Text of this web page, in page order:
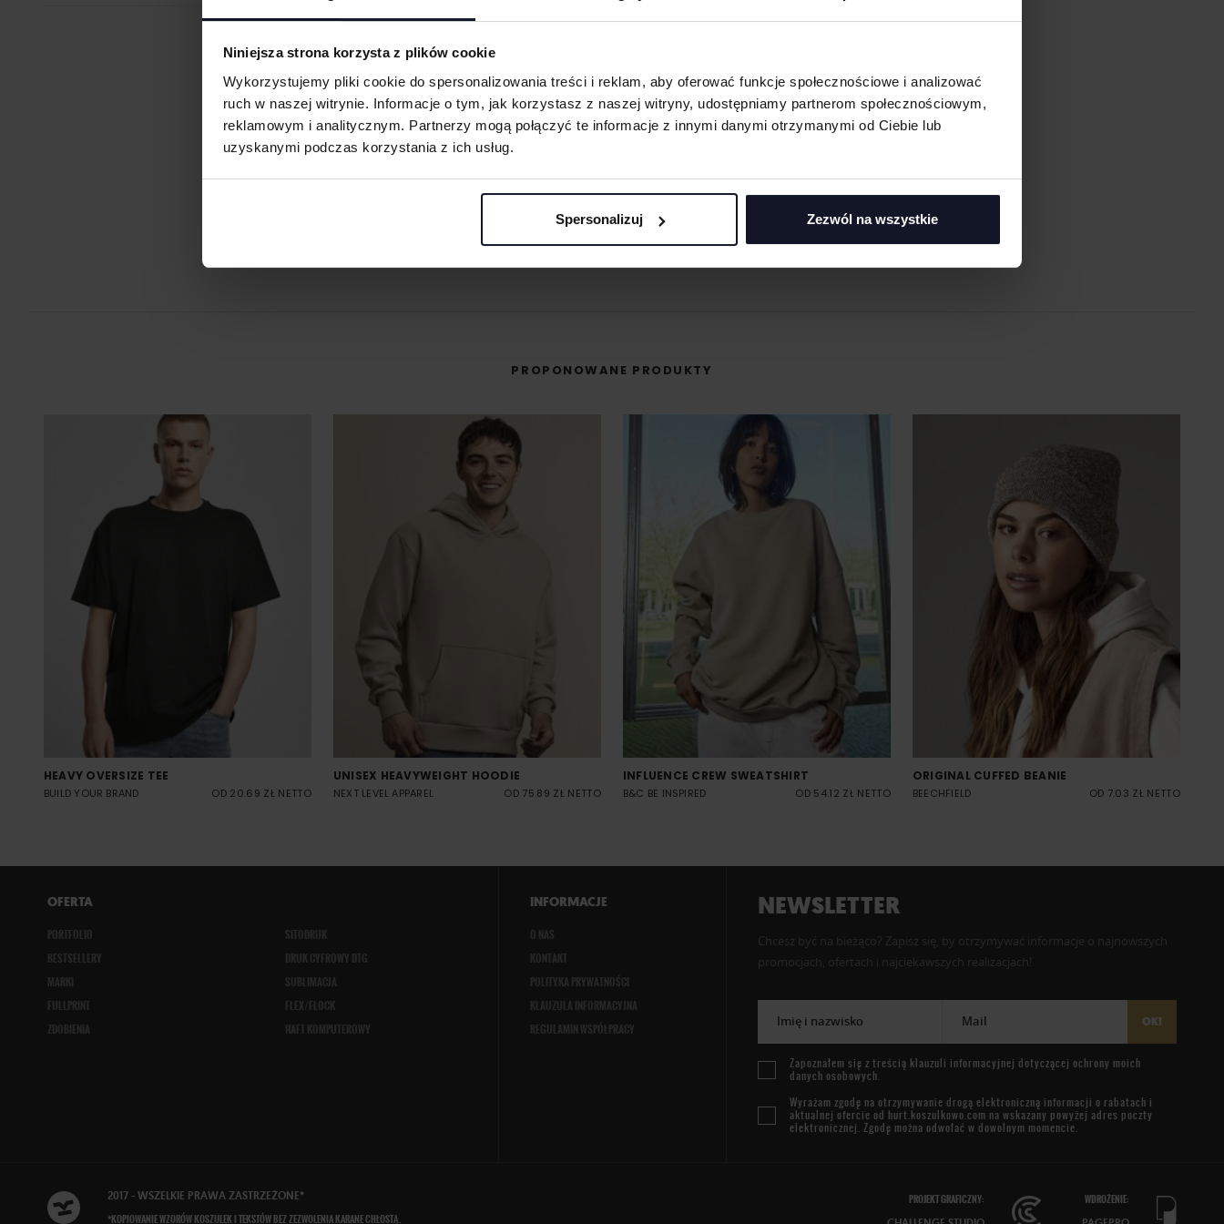
Niniejsza strona korzysta z plików cookie
Wykorzystujemy pliki cookie do spersonalizowania treści i reklam, aby oferować funkcje społecznościowe i analizować
ruch w naszej witrynie. Informacje o tym, jak korzystasz z naszej witryny, udostępniamy partnerom społecznościowym,
reklamowym i analitycznym. Partnerzy mogą połączyć te informacje z innymi danymi otrzymanymi od Ciebie lub
uzyskanymi podczas korzystania z ich usług.
Spersonalizuj Zezwól na wszystkie
Sitodruk to technika znakowania, która wygrywa trwałością i ceną przy większych
seriach. Idealny do koszulek, bluz i odzieży firmowej, eventowej oraz merchu.
Zdobienie przy pomocy folii flex lub flock pozwala na aplikację materiału wyciętego
roboczej i innych tekstyliach.
DTF cyfrowy (Direct to Film) to nowoczesna metoda nadruku na odzieży, w której
MASZ PYTANIA? ZAPYTAJ SPECJALISTĘ
+48 733 904 144 POPROŚ O WYCENĘ
PROPONOWANE PRODUKTY
HEAVY OVERSIZE TEE
BUILD YOUR BRAND OD 20.69 ZŁ NETTO
UNISEX HEAVYWEIGHT HOODIE
NEXT LEVEL APPAREL OD 75.89 ZŁ NETTO
INFLUENCE CREW SWEATSHIRT
B&C BE INSPIRED OD 54.12 ZŁ NETTO
ORIGINAL CUFFED BEANIE
BEECHFIELD OD 7.03 ZŁ NETTO
OFERTA
PORTFOLIO
BESTSELLERY
MARKI
FULLPRINT
ZDOBIENIA
SITODRUK
DRUK CYFROWY DTG
SUBLIMACJA
FLEX/FLOCK
HAFT KOMPUTEROWY
INFORMACJE
O NAS
KONTAKT
POLITYKA PRYWATNOŚCI
KLAUZULA INFORMACYJNA
REGULAMIN WSPÓŁPRACY
NEWSLETTER
Chcesz być na bieżąco? Zapisz się, by otrzymywać informacje o najnowszych
promocjach, ofertach i najciekawszych realizacjach!
Imię i nazwisko Mail OK!
Zapoznałem się z treścią klauzuli informacyjnej dotyczącej ochrony moich
danych osobowych.
Wyrażam zgodę na otrzymywanie drogą elektroniczną informacji o rabatach i
aktualnej ofercie od hurt.koszulkowo.com na wskazany powyżej adres poczty
elektronicznej. Zgodę można odwołać w dowolnym momencie.
2017 - WSZELKIE PRAWA ZASTRZEŻONE*
*KOPIOWANIE WZORÓW KOSZULEK I TEKSTÓW BEZ ZEZWOLENIA KARANE CHŁOSTĄ.
PROJEKT GRAFICZNY:
WDROŻENIE: